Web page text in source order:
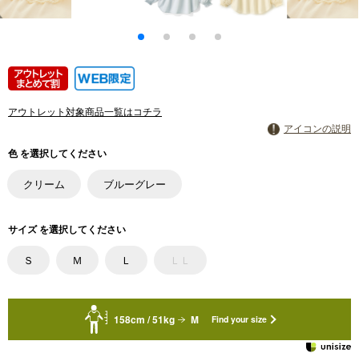
アウトレット対象商品一覧はコチラ
アイコンの説明
色 を選択してください
クリーム ブルーグレー
サイズ を選択してください
Ｓ Ｍ Ｌ ＬＬ
158cm / 51kg M Find your size